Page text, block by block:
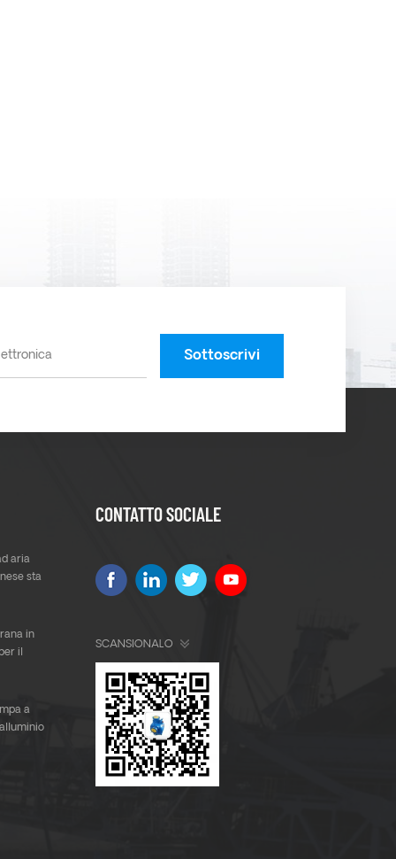
CONTATTO SOCIALE
SCANSIONALO
aria
sta
in
il
a